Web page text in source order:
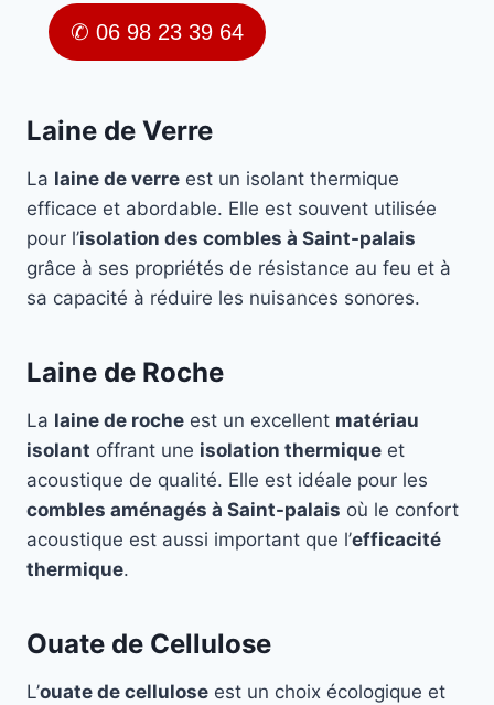
✆ 06 98 23 39 64
Laine de Verre
La laine de verre est un isolant thermique
efficace et abordable. Elle est souvent utilisée
pour l’isolation des combles à Saint-palais
grâce à ses propriétés de résistance au feu et à
sa capacité à réduire les nuisances sonores.
Laine de Roche
La laine de roche est un excellent matériau
isolant offrant une isolation thermique et
acoustique de qualité. Elle est idéale pour les
combles aménagés à Saint-palais où le confort
acoustique est aussi important que l’efficacité
thermique.
Ouate de Cellulose
L’ouate de cellulose est un choix écologique et